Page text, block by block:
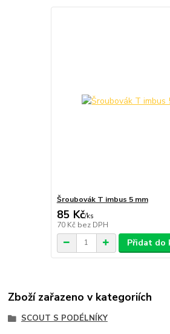
Šroubovák T imbus 5 mm
85 Kč/ks
70 Kč bez DPH
Přidat do
Zboží zařazeno v kategoriích
SCOUT S PODÉLNÍKY